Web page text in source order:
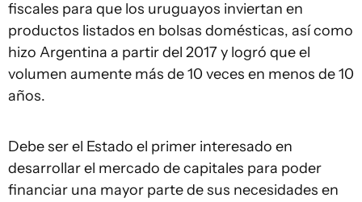
fiscales para que los uruguayos inviertan en
productos listados en bolsas domésticas, así como
hizo Argentina a partir del 2017 y logró que el
volumen aumente más de 10 veces en menos de 10
años.
Debe ser el Estado el primer interesado en
desarrollar el mercado de capitales para poder
financiar una mayor parte de sus necesidades en